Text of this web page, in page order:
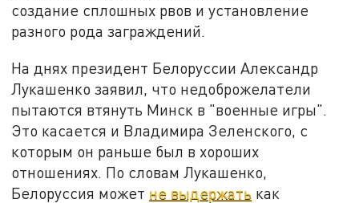
создание сплошных рвов и установление
разного рода заграждений.
На днях президент Белоруссии Александр
Лукашенко заявил, что недоброжелатели
пытаются втянуть Минск в "военные игры".
Это касается и Владимира Зеленского, с
которым он раньше был в хороших
отношениях. По словам Лукашенко,
Белоруссия может не выдержать как